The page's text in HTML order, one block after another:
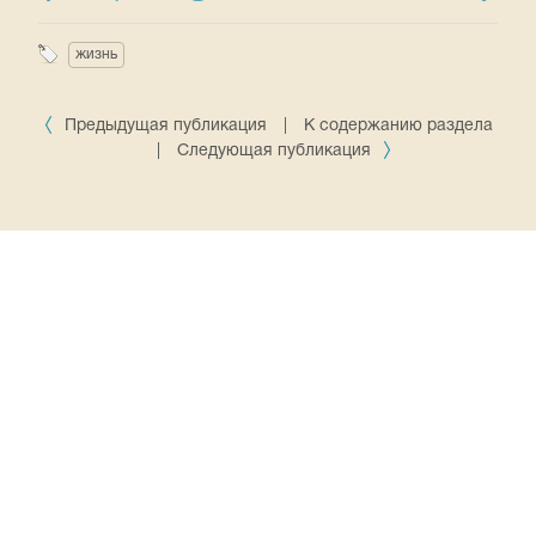
жизнь
Предыдущая публикация
К содержанию раздела
Следующая публикация